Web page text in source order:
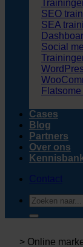
SEO
SEA
Social
Cases
Blog
Partners
Over ons
Contact
Zoeken
naar:
> Online